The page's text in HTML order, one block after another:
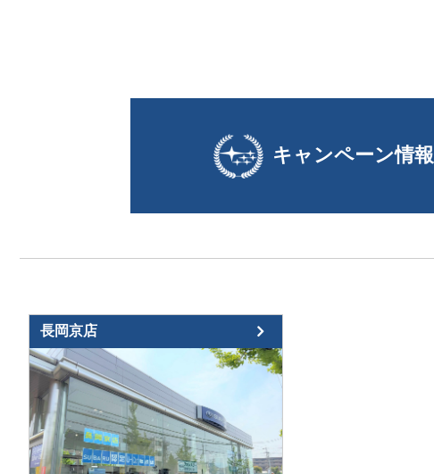
キャンペーン情報
長岡京店